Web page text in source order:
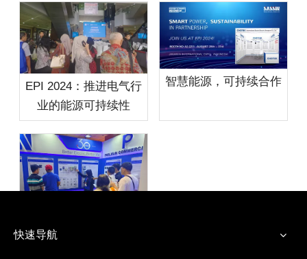
EPI 2024：推进电气行
业的能源可持续性
智慧能源，可持续合作
拥抱创新：IIEE展会上
快速导航